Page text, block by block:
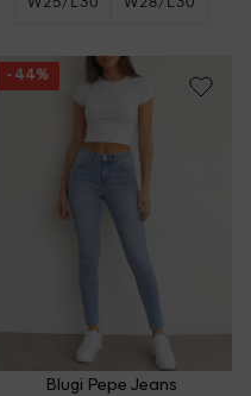
- 44%
Blugi Pepe Jeans